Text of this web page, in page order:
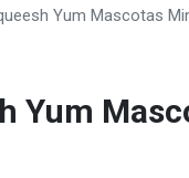
Yum Mascotas
Yum